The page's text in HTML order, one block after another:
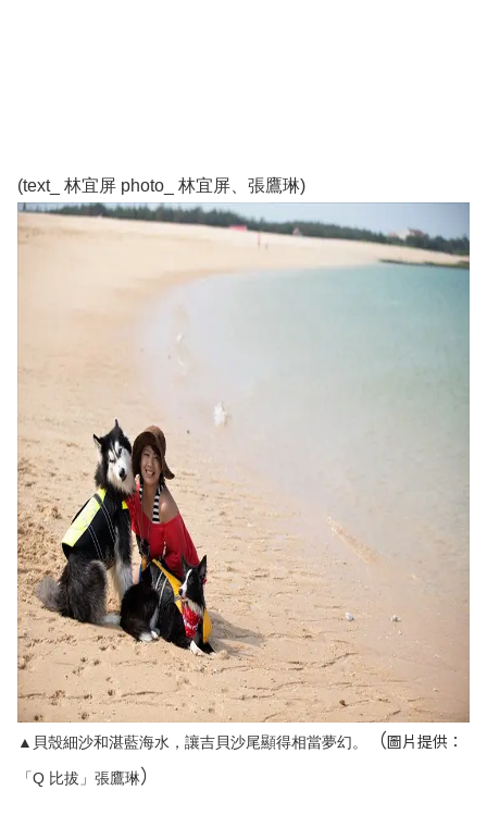
(text_ 林宜屏 photo_ 林宜屏、張鷹琳)
▲貝殼細沙和湛藍海水，讓吉貝沙尾顯得相當夢幻。 （圖片提供：
「Q 比拔」張鷹琳）